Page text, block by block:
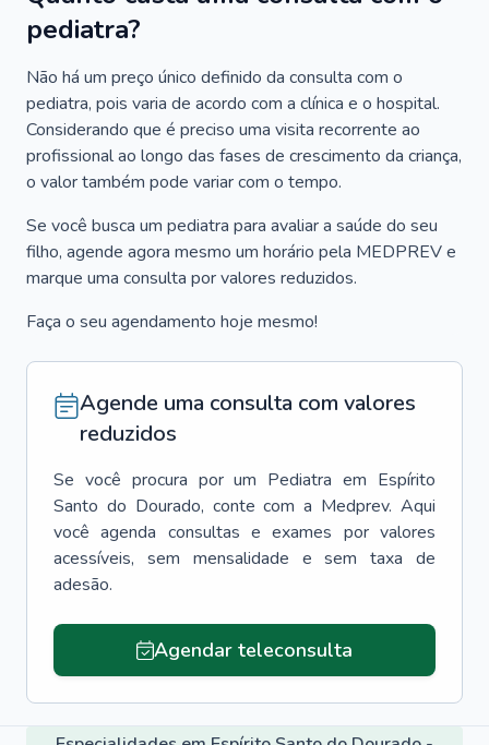
pediatra?
Não há um preço único definido da consulta com o
pediatra, pois varia de acordo com a clínica e o hospital.
Considerando que é preciso uma visita recorrente ao
profissional ao longo das fases de crescimento da criança,
o valor também pode variar com o tempo.
Se você busca um pediatra para avaliar a saúde do seu
filho, agende agora mesmo um horário pela MEDPREV e
marque uma consulta por valores reduzidos.
Faça o seu agendamento hoje mesmo!
Agende uma consulta com valores
reduzidos
Se você procura por um Pediatra em Espírito
Santo do Dourado, conte com a Medprev. Aqui
você agenda consultas e exames por valores
acessíveis, sem mensalidade e sem taxa de
adesão.
Agendar teleconsulta